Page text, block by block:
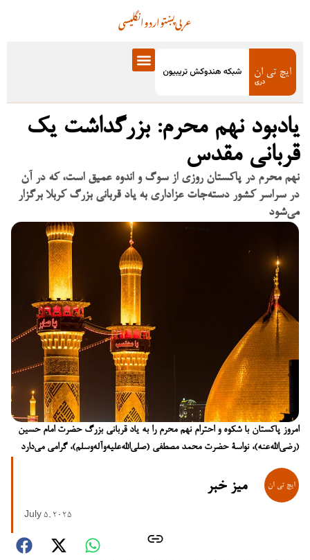
انگلیسیاردوپښتوعربی
یادبود نهم محرم: بزرگداشت یک
قربانی مقدس
نهم محرم در پاکستان روزی از سوگ و اندوه عمیق است، که در آن
در سراسر کشور دسته‌جات عزاداری به یاد قربانی بزرگ کربلا برگزار
می‌شود
امروز پاکستان با شکوه و احترام نهم محرم را به یاد قربانی بزرگ حضرت امام حسین
(رضی‌الله‌عنه)، نواسۀ حضرت محمد مصطفی (صلی‌الله‌علیه‌وآله‌وسلم)، گرامی می‌دارد
میز خبر
July 5, 2025